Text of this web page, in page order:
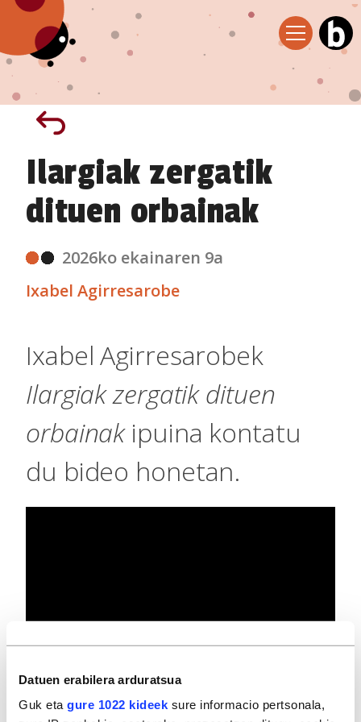
Datuen erabilera arduratsua
Guk eta gure 1022 kideek sure informacio pertsonala,
Ilargiak zergatik
dituen orbainak
2026ko ekainaren 9a
Ixabel Agirresarobe
Ixabel Agirresarobek
Ilargiak zergatik dituen
orbainakipuina kontatu
du bideo honetan.